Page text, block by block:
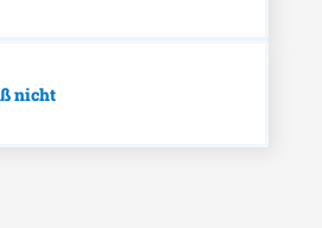
nicht